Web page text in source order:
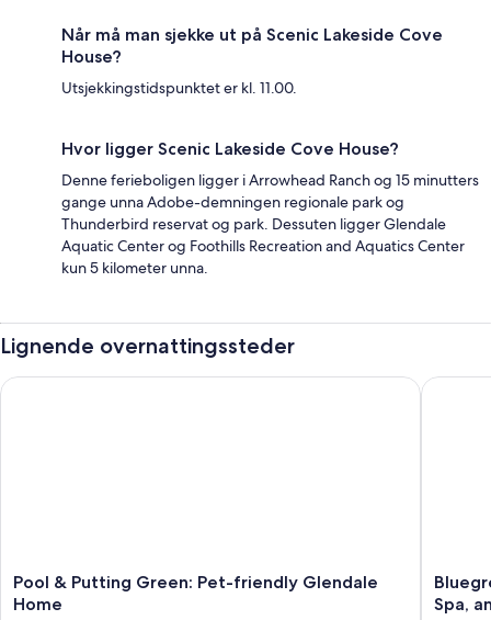
Når må man sjekke ut på Scenic Lakeside Cove
House?
Utsjekkingstidspunktet er kl. 11.00.
Hvor ligger Scenic Lakeside Cove House?
Denne ferieboligen ligger i Arrowhead Ranch og 15 minutters
gange unna Adobe-demningen regionale park og
Thunderbird reservat og park. Dessuten ligger Glendale
Aquatic Center og Foothills Recreation and Aquatics Center
kun 5 kilometer unna.
Lignende overnattingssteder
Pool
&
Pool & Putting Green: Pet-friendly Glendale
Home
Pool & Putting Green: Pet-friendly Glendale Home
Spa,